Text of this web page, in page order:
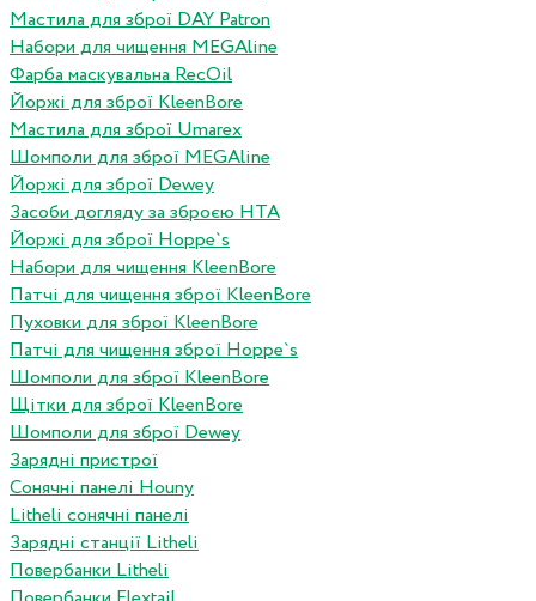
Мастила для зброї DAY Patron
Набори для чищення MEGAline
Фарба маскувальна RecOil
Йоржі для зброї KleenBore
Мастила для зброї Umarex
Шомполи для зброї MEGAline
Йоржі для зброї Dewey
Засоби догляду за зброєю HTA
Йоржі для зброї Hoppe`s
Набори для чищення KleenBore
Патчі для чищення зброї KleenBore
Пуховки для зброї KleenBore
Патчі для чищення зброї Hoppe`s
Шомполи для зброї KleenBore
Щітки для зброї KleenBore
Шомполи для зброї Dewey
Зарядні пристрої
Сонячні панелі Houny
Litheli сонячні панелі
Зарядні станції Litheli
Повербанки Litheli